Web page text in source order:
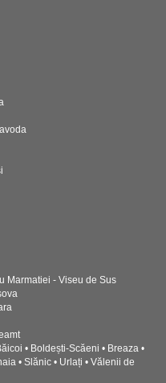
Marmatiei - Viseu de Sus
• Boldești-Scăeni • Breaza •
• Slănic • Urlați • Vălenii de